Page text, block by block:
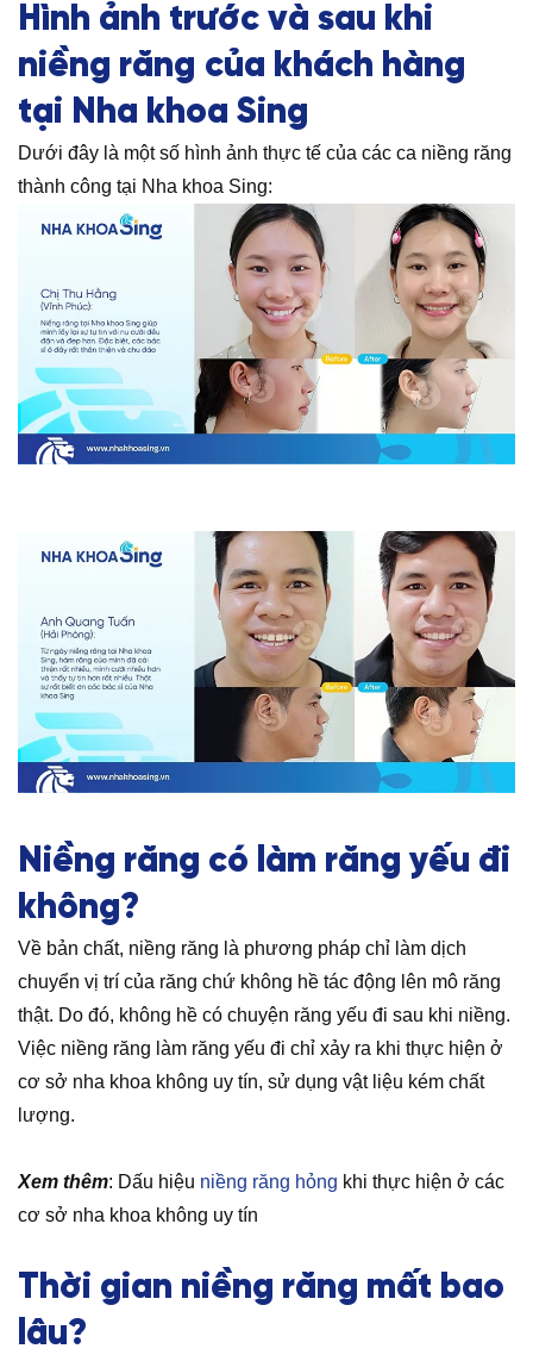
Hình ảnh trước và sau khi
niềng răng của khách hàng
tại Nha khoa Sing
Dưới đây là một số hình ảnh thực tế của các ca niềng răng
thành công tại Nha khoa Sing:
Niềng răng có làm răng yếu đi
không?
Về bản chất, niềng răng là phương pháp chỉ làm dịch
chuyển vị trí của răng chứ không hề tác động lên mô răng
thật. Do đó, không hề có chuyện răng yếu đi sau khi niềng.
Việc niềng răng làm răng yếu đi chỉ xảy ra khi thực hiện ở
cơ sở nha khoa không uy tín, sử dụng vật liệu kém chất
lượng.
Xem thêm: Dấu hiệu niềng răng hỏng khi thực hiện ở các
cơ sở nha khoa không uy tín
Thời gian niềng răng mất bao
lâu?